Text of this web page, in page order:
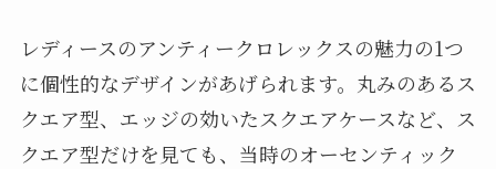
レディースのアンティークロレックスの魅力の1つ
に個性的なデザインがあげられます。丸みのあるス
クエア型、エッジの効いたスクエアケースなど、ス
クエア型だけを見ても、当時のオーセンティック